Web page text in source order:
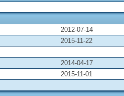
2012-07-14
2015-11-22
2014-04-17
2015-11-01